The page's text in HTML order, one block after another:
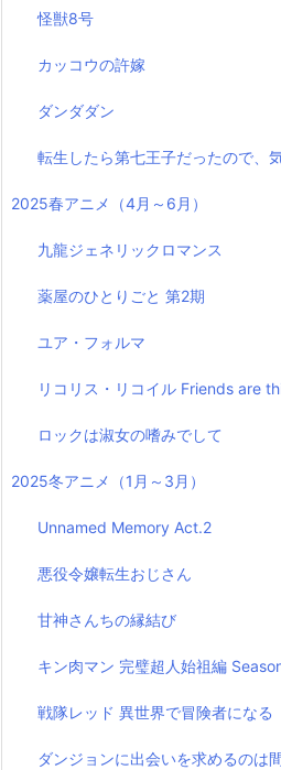
怪獣8号
カッコウの許嫁
ダンダダン
転生したら第七王子だったので、
2025春アニメ（4月～6月）
九龍ジェネリックロマンス
薬屋のひとりごと 第2期
ユア・フォルマ
リコリス・リコイル Friends are
ロックは淑女の嗜みでして
2025冬アニメ（1月～3月）
Unnamed Memory Act.2
悪役令嬢転生おじさん
甘神さんちの縁結び
キン肉マン 完璧超人始祖編
戦隊レッド 異世界で冒険者になる
ダンジョンに出会いを求めるのは